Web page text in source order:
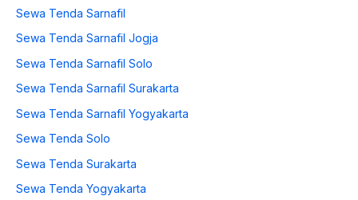
Sewa Tenda Sarnafil
Sewa Tenda Sarnafil Jogja
Sewa Tenda Sarnafil Solo
Sewa Tenda Sarnafil Surakarta
Sewa Tenda Sarnafil Yogyakarta
Sewa Tenda Solo
Sewa Tenda Surakarta
Sewa Tenda Yogyakarta